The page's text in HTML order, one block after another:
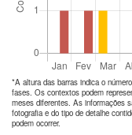
*A altura das barras indica o
fases. Os contextos podem
meses diferentes. As informações
fotografia e do tipo de detalhe
podem ocorrer.